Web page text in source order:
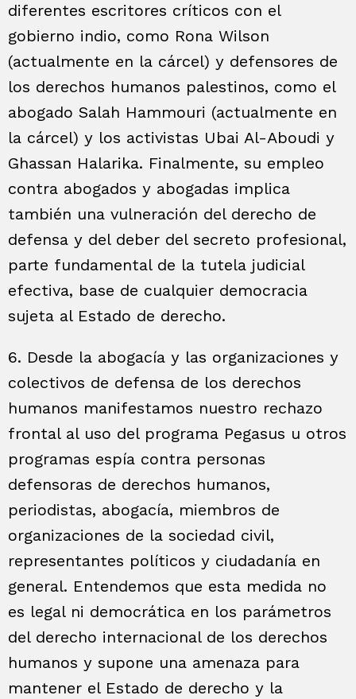
diferentes escritores críticos con el
gobierno indio, como Rona Wilson
(actualmente en la cárcel) y defensores de
los derechos humanos palestinos, como el
abogado Salah Hammouri (actualmente en
la cárcel) y los activistas Ubai Al-Aboudi y
Ghassan Halarika. Finalmente, su empleo
contra abogados y abogadas implica
también una vulneración del derecho de
defensa y del deber del secreto profesional,
parte fundamental de la tutela judicial
efectiva, base de cualquier democracia
sujeta al Estado de derecho.
6. Desde la abogacía y las organizaciones y
colectivos de defensa de los derechos
humanos manifestamos nuestro rechazo
frontal al uso del programa Pegasus u otros
programas espía contra personas
defensoras de derechos humanos,
periodistas, abogacía, miembros de
organizaciones de la sociedad civil,
representantes políticos y ciudadanía en
general. Entendemos que esta medida no
es legal ni democrática en los parámetros
del derecho internacional de los derechos
humanos y supone una amenaza para
mantener el Estado de derecho y la